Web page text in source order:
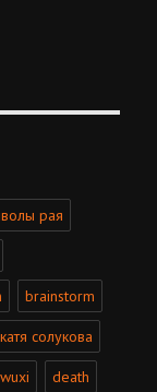
рая
brainstorm
катя солукова
death